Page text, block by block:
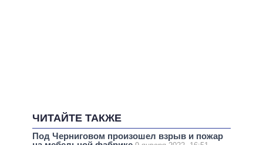
ЧИТАЙТЕ ТАКЖЕ
Под Черниговом произошел взрыв и пожар